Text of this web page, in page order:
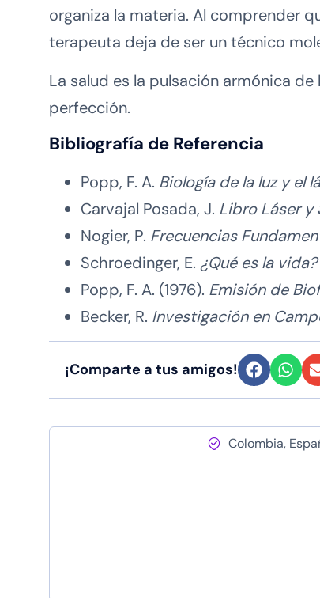
organiza la materia. Al comprender
terapeuta deja de ser un técnico
La salud es la pulsación armónica
perfección.
Bibliografía de Referencia
Popp, F. A. Biología de la luz y el
Carvajal Posada, J. Libro Láser y
Nogier, P. Frecuencias
Schroedinger, E. ¿Qué es la
Popp, F. A. (1976). Emisión de
Becker, R. Investigación en
¡Comparte a tus amigos!
Colombia,